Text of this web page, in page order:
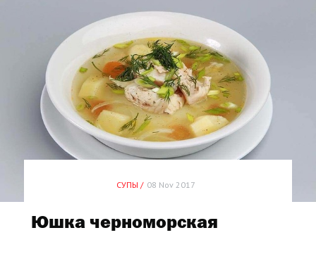
СУПЫ / 08 Nov 2017
Юшка черноморская